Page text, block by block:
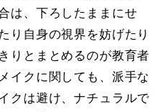
は、下ろしたままにせ
り自身の視界を妨げたり
りとまとめるのが教育者
イクに関しても、派手な
クは避け、ナチュラルで